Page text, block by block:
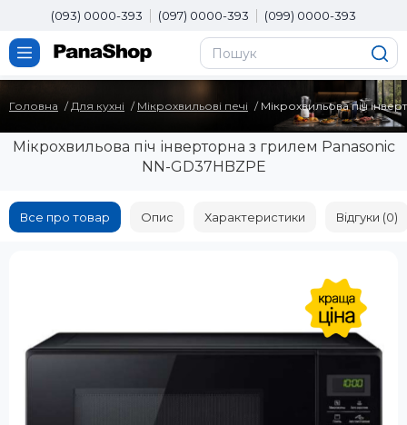
(093) 0000-393 (097) 0000-393 (099) 0000-393
Головна Для кухні Мікрохвильові печі Мікрохвильова піч
Мікрохвильова піч інверторна з грилем Panasonic
NN-GD37HBZPE
Все про товар Опис Характеристики Відгуки (0)